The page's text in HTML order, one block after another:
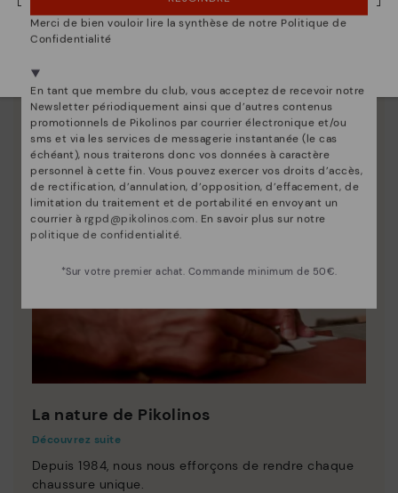
La nature de Pikolinos
Découvrez suite
Depuis 1984, nous nous efforçons de rendre chaque
chaussure unique.
Nous sommes présents dans plus de 29 boutiques
Merci de bien vouloir lire la synthèse de notre Politique de
Confidentialité
En tant que membre du club, vous acceptez de recevoir notre
Newsletter périodiquement ainsi que d’autres contenus
promotionnels de Pikolinos par courrier électronique et/ou
sms et via les services de messagerie instantanée (le cas
échéant), nous traiterons donc vos données à caractère
personnel à cette fin. Vous pouvez exercer vos droits d’accès,
de rectification, d’annulation, d’opposition, d’effacement, de
limitation du traitement et de portabilité en envoyant un
courrier à rgpd@pikolinos.com. En savoir plus sur notre
politique de confidentialité.
*Sur votre premier achat. Commande minimum de 50€.